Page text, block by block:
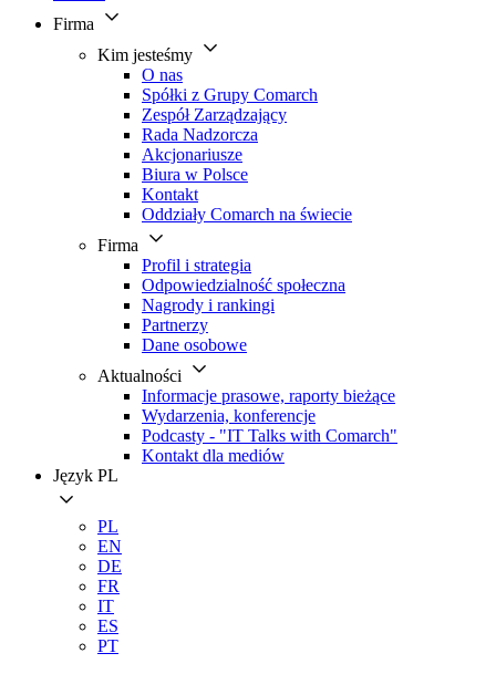
Firma
Kim jesteśmy
O nas
Spółki z Grupy Comarch
Zespół Zarządzający
Rada Nadzorcza
Akcjonariusze
Biura w Polsce
Kontakt
Oddziały Comarch na świecie
Firma
Profil i strategia
Odpowiedzialność społeczna
Nagrody i rankingi
Partnerzy
Dane osobowe
Aktualności
Informacje prasowe, raporty bieżące
Wydarzenia, konferencje
Podcasty - "IT Talks with Comarch"
Kontakt dla mediów
Język PL
PL
EN
DE
FR
IT
ES
PT